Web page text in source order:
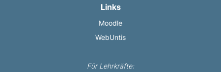
Links
Moodle
WebUntis
Für Lehrkräfte: